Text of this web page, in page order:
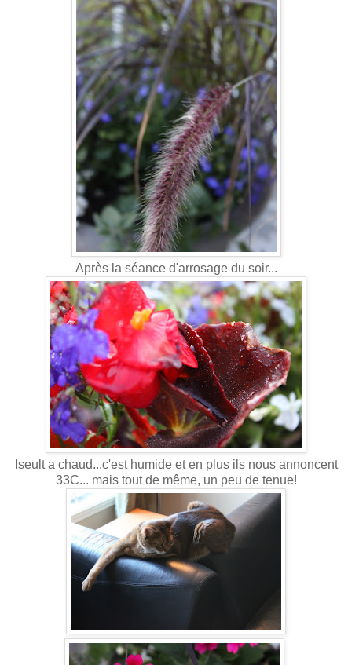
Après la séance d'arrosage du soir...
Iseult a chaud...c'est humide et en plus ils nous annoncent
33C... mais tout de même, un peu de tenue!